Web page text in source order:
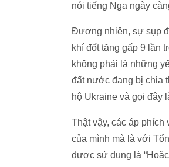
nói tiếng Nga ngày
Đương nhiên, sự sụp
khí đốt tăng gấp 9 lần
không phải là những
đất nước đang bị chia
hộ Ukraine và gọi đây
Thật vậy, các áp
của mình mà là với
được sử dụng là